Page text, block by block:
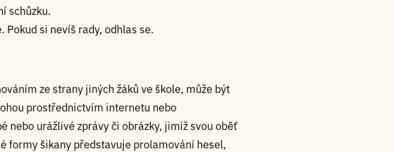
schůzku.
Pokud si nevíš rady, odhlas se.
ze strany jiných žáků ve škole, může být
prostřednictvím internetu nebo
urážlivé zprávy či obrázky, jimiž svou oběť
formy šikany představuje prolamování hesel,